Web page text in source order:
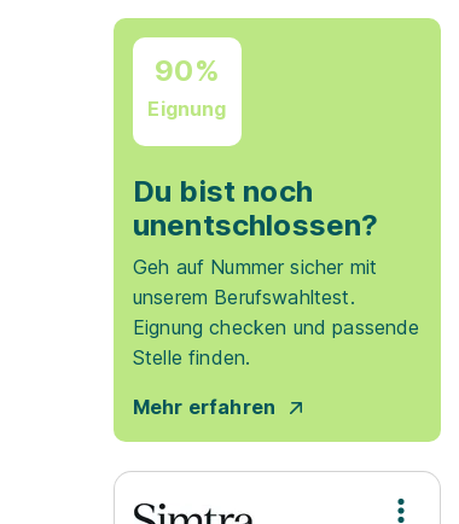
90%
Eignung
Du bist noch
unentschlossen?
Geh auf Nummer sicher mit
unserem Berufswahltest.
Eignung checken und passende
Stelle finden.
Mehr erfahren